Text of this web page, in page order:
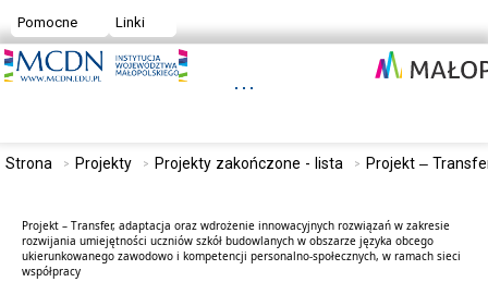
Pomocne Linki
Strona Projekty Projekty zakończone - lista Projekt –
Projekt – Transfer, adaptacja oraz wdrożenie innowacyjnych rozwiązań w zakresie
rozwijania umiejętności uczniów szkół budowlanych w obszarze języka obcego
ukierunkowanego zawodowo i kompetencji personalno-społecznych, w ramach sieci
współpracy